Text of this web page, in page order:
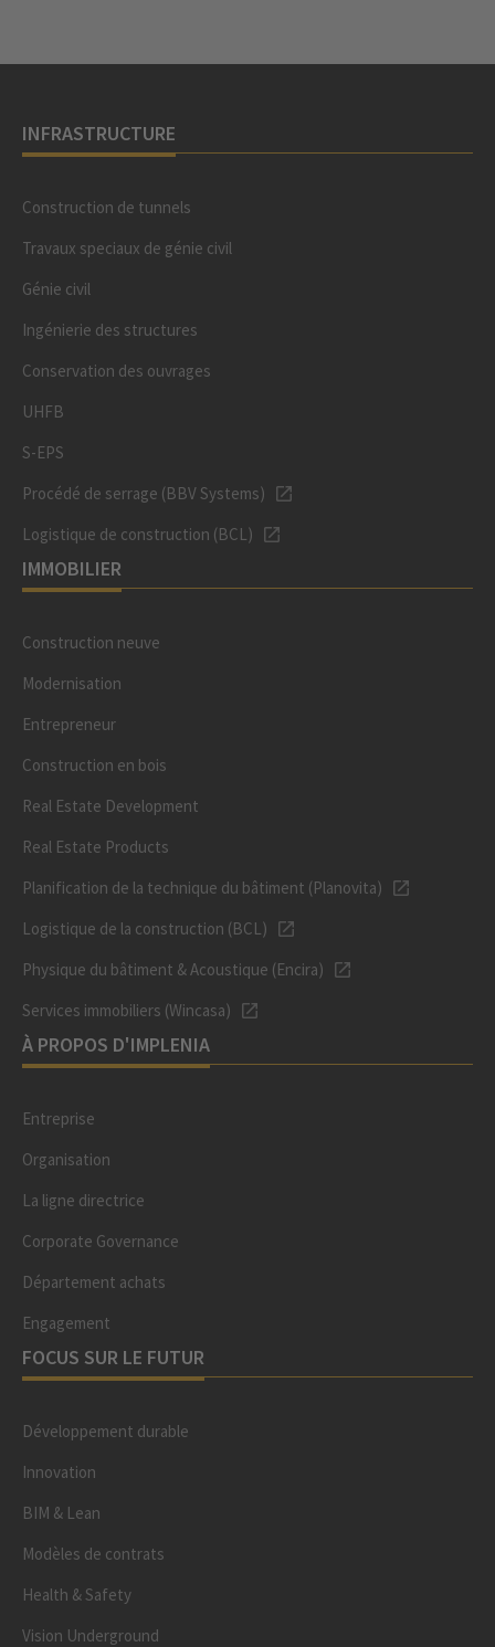
INFRASTRUCTURE
Construction de tunnels
Travaux speciaux de génie civil
Génie civil
Ingénierie des structures
Conservation des ouvrages
UHFB
S-EPS
Procédé de serrage (BBV Systems)
Logistique de construction (BCL)
IMMOBILIER
Construction neuve
Modernisation
Entrepreneur
Construction en bois
Real Estate Development
Real Estate Products
Planification de la technique du bâtiment (Planovita)
Logistique de la construction (BCL)
Physique du bâtiment & Acoustique (Encira)
Services immobiliers (Wincasa)
À PROPOS D'IMPLENIA
Entreprise
Organisation
La ligne directrice
Corporate Governance
Département achats
Engagement
FOCUS SUR LE FUTUR
Développement durable
Innovation
BIM & Lean
Modèles de contrats
Health & Safety
Vision Underground